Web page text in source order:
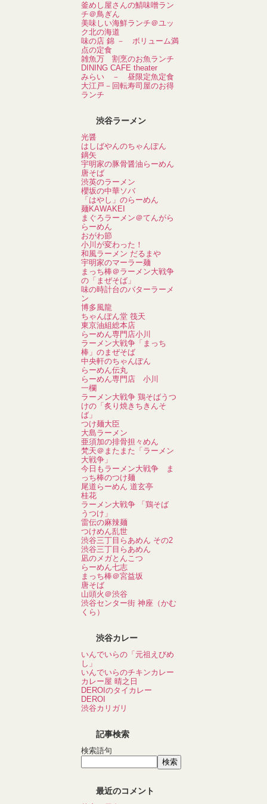
釜めし屋さんの鯖味噌ラン
チ＠鳥ぎん
美味しい海鮮ランチ＠ユッ
ク北の海道
味の店 錦 － ボリューム満
点の定食
雑魚万 割烹のお魚ランチ
DINING CAFE theater
みらい － 昼限定魚定食
大江戸－回転寿司屋のお得
ランチ
渋谷ラーメン
光醤
はしばやんのちゃんぽん
鏑矢
宇明家の豚骨醤油らーめん
唐そば
渋英のラーメン
櫻坂の中華ソバ
「はやし」のらーめん
麺KAWAKEI
まぐろラーメン＠てんがら
らーめん
おがわ節
小川が変わった！
和風ラーメン だるまや
宇明家のマーラー麺
まっち棒＠ラーメン大戦争
の「まぜそば」
味の時計台のバターラーメ
ン
博多風龍
ちゃんぽん堂 筏天
東京油組総本店
らーめん専門店小川
ラーメン大戦争「まっち
棒」のまぜそば
中央軒のちゃんぽん
らーめん伝丸
らーめん専門店 小川
一欄
ラーメン大戦争 鶏そばうつ
けの「炙り焼きちきんそ
ば」
つけ麺大臣
大島ラーメン
亜須加の排骨担々めん
梵天＠またまた「ラーメン
大戦争」
今日もラーメン大戦争 ま
っち棒のつけ麺
尾道らーめん 道玄亭
桂花
ラーメン大戦争 「鶏そば
うつけ」
雷伝の麻辣麺
つけめん乱世
渋谷三丁目らあめん その2
渋谷三丁目らあめん
凪のメガとんこつ
らーめん七志
まっち棒＠宮益坂
唐そば
山頭火＠渋谷
渋谷センター街 神座（かむ
くら）
渋谷カレー
いんでいらの「元祖えびめ
し」
いんでいらのチキンカレー
カレー屋 晴之日
DEROIのタイカレー
DEROI
渋谷カリガリ
記事検索
検索語句
最近のコメント